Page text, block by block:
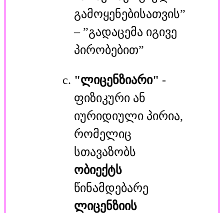
გამოყენებისათვის”
– ”გადაცემა იგივე
პირობებით”
"ლიცენზიარი" -
ფიზიკური ან
იურიდიული პირია,
რომელიც
სთავაზობს
ობიექტს
წინამდებარე
ლიცენზიის